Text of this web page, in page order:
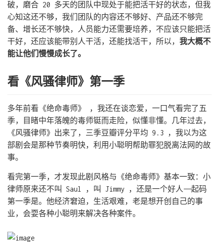
破，磨合 20 多天的团队中现处于能把活干好的状态，但我
心知这还不够，我们团队的内容还不够好、产品还不够完
备、增长还不够快，人员能力还需要培养，不应该只能把活
干好，还应该能带别人干活，还能找活干，所以， 我大概不
能让他们慢慢成长了。
看《风骚律师》第一季
多年前看《绝命毒师》 ，我还在谈恋爱，一口气看完了五
季，目睹中年落魄的毒师铤而走险，似懂非懂。几年过去，
《风骚律师》出来了，三季豆瓣评分平均 9.3 ，我以为这
部剧会是那种节奏明快，利用小聪明帮助罪犯脱离法网的故
事。
看完第一季，才发现此剧风格与《绝命毒师》基本一致：小
律师原来还不叫 Saul ，叫 Jimmy ，还是一个好人——起码
第一季是。他经济窘迫，生活艰难，老是想开创自己的事
业，会耍各种小聪明来解决各种案件。